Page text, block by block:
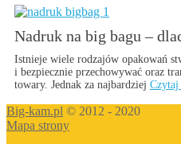
Nadruk na big bagu –
Istnieje wiele rodzajów opakowań
i bezpiecznie przechowywać oraz
towary. Jednak za najbardziej Czytaj
Big-kam.pl © 2012 - 2020
Mapa strony